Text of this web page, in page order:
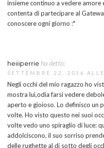
insieme continuo a vedere amore
contenta di partecipare al
conoscere ogni giorno :*
heiiiperrie ha detto:
SETTEMBRE 22, 2016
Negli occhi del mio ragazzo ho
mostra lui,odia farsi vedere
aperto e gioioso. Lo definisco un
volte. Ho visto questo nei suoi
volte vedo uno spiraglio di luce:
addolciscono, il suo sorriso
delle rughette al di sotto degli